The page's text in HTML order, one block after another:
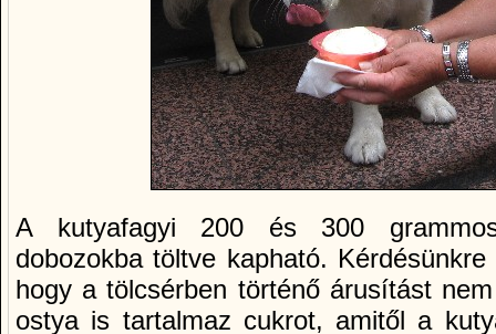
A kutyafagyi 200 és 300 grammos
dobozokba töltve kapható.
hogy a tölcsérben történő árusítást
ostya is tartalmaz cukrot, amitől a